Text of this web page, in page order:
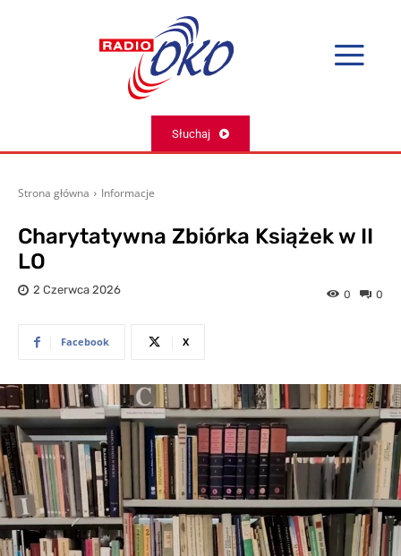
Słuchaj
Strona główna Informacje
Charytatywna Zbiórka Książek w II
LO
2 Czerwca 2026 0
0
Facebook X